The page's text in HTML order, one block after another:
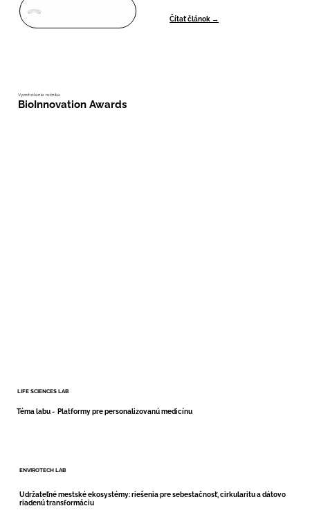
Čítať článok →
Vyvrcholenie ročníka
BioInnovation Awards
Téma labu - Platformy pre personalizovanú medicínu
LIFE SCIENCES LAB
Udržateľné mestské ekosystémy: riešenia pre sebestačnosť, cirkularitu a dátovo
riadenú transformáciu
ENVIROTECH LAB